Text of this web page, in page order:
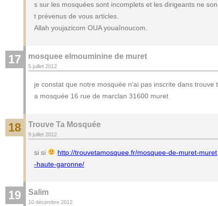
s sur les mosquées sont incomplets et les dirigeants ne son
t prévenus de vous articles.
Allah youjazicom OUA youaînoucom.
17 mosquee elmouminine de muret
5 juillet 2012
je constat que notre mosquée n’ai pas inscrite dans trouve t
a mosquée 16 rue de marclan 31600 muret
18 Trouve Ta Mosquée
9 juillet 2012
si si
http://trouvetamosquee.fr/mosquee-de-muret-muret
-haute-garonne/
19 Salim
10 décembre 2012